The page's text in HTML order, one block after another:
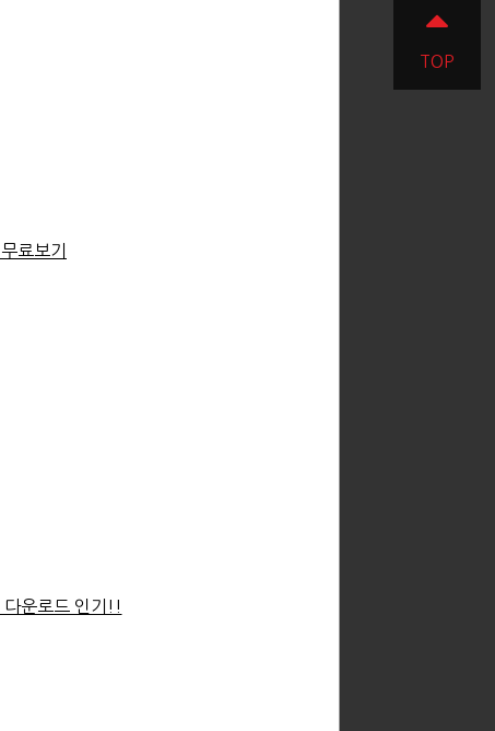
료보기
다운로드 인기!!
TOP